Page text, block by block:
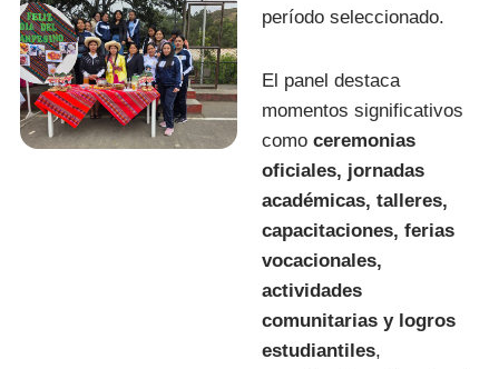
período seleccionado.
El panel destaca
momentos significativos
como ceremonias
oficiales, jornadas
académicas, talleres,
capacitaciones, ferias
vocacionales,
actividades
comunitarias y logros
estudiantiles,